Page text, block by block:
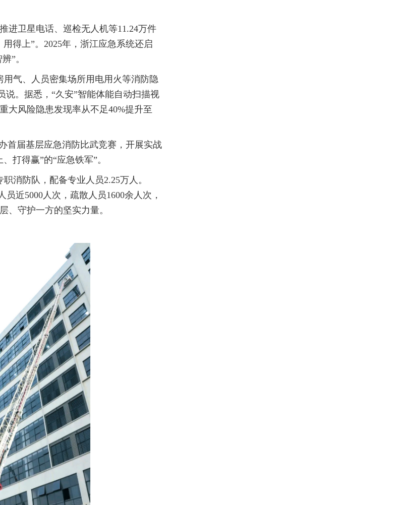
进卫星电话、巡检无人机等11.24万件
得上”。2025年，浙江应急系统还启
”。
气、人员密集场所用电用火等消防隐
说。据悉，“久安”智能体能自动扫描视
大风险隐患发现率从不足40%提升至
首届基层应急消防比武竞赛，开展实战
打得赢”的“应急铁军”。
消防队，配备专业人员2.25万人。
近5000人次，疏散人员1600余人次，
、守护一方的坚实力量。